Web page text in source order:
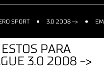
SPORT 3.0 2008 ->
PARA
3.0 2008 ->